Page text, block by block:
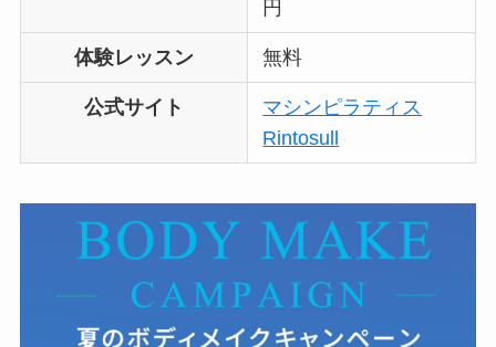
円
体験レッスン 無料
公式サイト
マシンピラティス
Rintosull